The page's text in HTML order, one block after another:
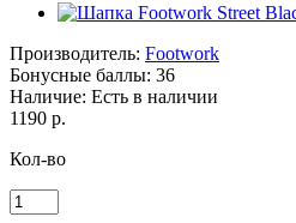
Производитель: Footwork
Бонусные баллы: 36
Наличие: Есть в наличии
1190 р.
Кол-во